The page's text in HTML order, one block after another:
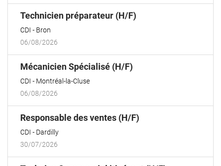
Technicien préparateur (H/F)(Nouvelle
CDI
Bron
06/08/2026
Mécanicien Spécialisé (H/F)(Nouvelle
CDI
Montréal-la-Cluse
06/08/2026
Responsable des ventes (H/F)(Nouvelle
CDI
Dardilly
30/07/2026